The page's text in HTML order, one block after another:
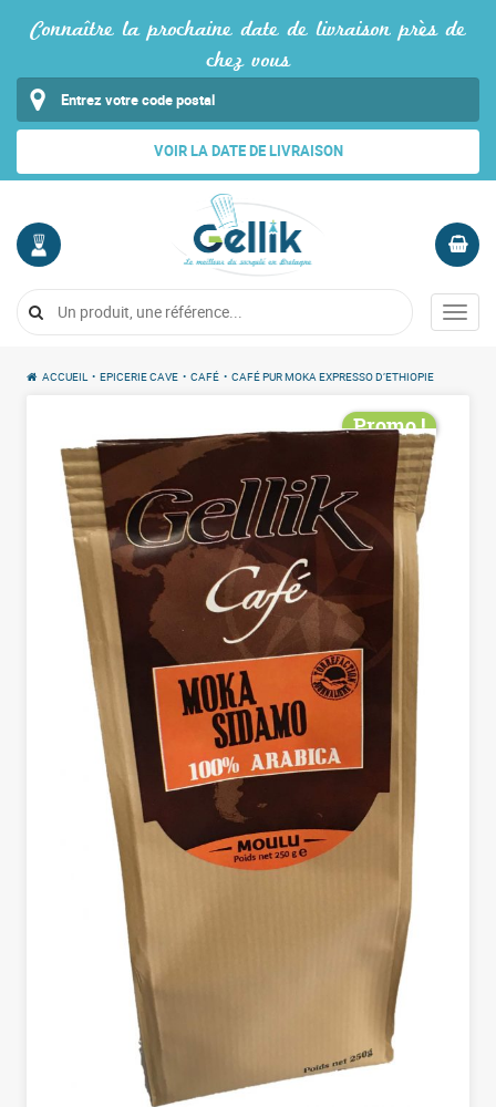
Connaître la prochaine date de livraison près de
chez vous
VOIR LA DATE DE LIVRAISON
COMPTE
Me
Vide
Menu
ACCUEIL • EPICERIE CAVE • CAFÉ • CAFÉ PUR MOKA EXPRESSO D’ETHIOPIE
Promo !